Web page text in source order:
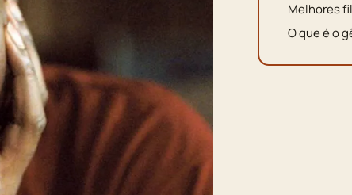
Melhores
O que é o